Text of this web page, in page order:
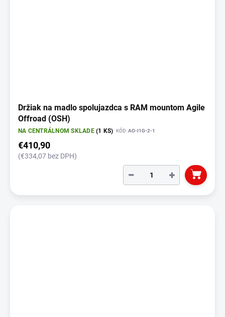
Držiak na madlo spolujazdca s RAM mountom Agile
Offroad (OSH)
NA CENTRÁLNOM SKLADE(1 KS) KÓD:AO-I1G-2-1
€410,90
(€334,07 bez DPH)
+
−